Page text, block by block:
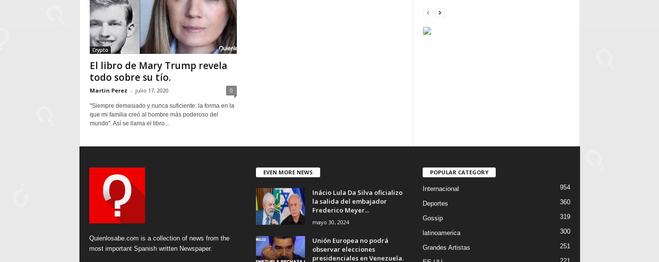
Crypto
El libro de Mary Trump revela
todo sobre su tío.
Martin Perez - julio 17, 2020 0
"Siempre demasiado y nunca suficiente: la forma en la
que mi familia creó al hombre más poderoso del
mundo". Así se llama el libro...
Quienlosabe.com is a collection of news from the
most important Spanish written Newspaper.
EVEN MORE NEWS
Inácio Lula Da Silva oficializo
la salida del embajador
Frederico Meyer...
mayo 30, 2024
Unión Europea no podrá
observar elecciones
presidenciales en Venezuela.
POPULAR CATEGORY
Internacional 954
Deportes 360
Gossip 319
latinoamerica 300
Grandes Artistas 251